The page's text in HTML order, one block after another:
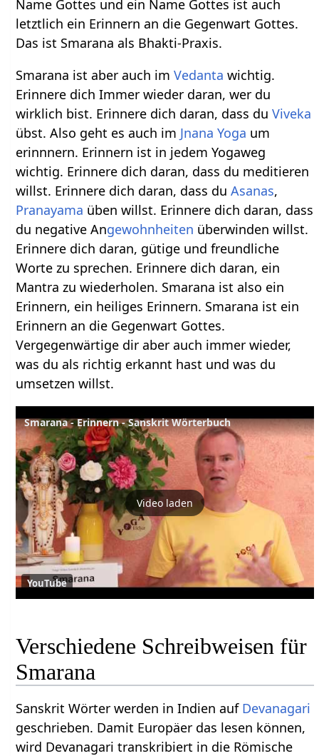
Name Gottes und ein Name Gottes ist auch
letztlich ein Erinnern an die Gegenwart Gottes.
Das ist Smarana als Bhakti-Praxis.
Smarana ist aber auch imVedanta wichtig.
Erinnere dich Immer wieder daran, wer du
wirklich bist. Erinnere dich daran, dass duViveka
übst. Also geht es auch im Jnana Yoga um
erinnnern. Erinnern ist in jedem Yogaweg
wichtig. Erinnere dich daran, dass du meditieren
willst. Erinnere dich daran, dass duAsanas,
Pranayama üben willst. Erinnere dich daran, dass
du negative Angewohnheiten überwinden willst.
Erinnere dich daran, gütige und freundliche
Worte zu sprechen. Erinnere dich daran, ein
Mantra zu wiederholen. Smarana ist also ein
Erinnern, ein heiliges Erinnern. Smarana ist ein
Erinnern an die Gegenwart Gottes.
Vergegenwärtige dir aber auch immer wieder,
was du als richtig erkannt hast und was du
umsetzen willst.
Smarana - Erinnern - Sanskrit Wörterbuch
Video laden
YouTube
Verschiedene Schreibweisen für
Smarana
Sanskrit Wörter werden in Indien auf Devanagari
geschrieben. Damit Europäer das lesen können,
wird Devanagari transkribiert in die Römische